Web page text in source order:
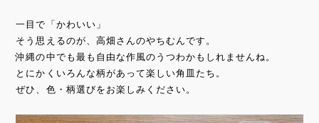
一目で「かわいい」
そう思えるのが、高畑さんのやちむんです。
沖縄の中でも最も自由な作風のうつわかもしれませんね。
とにかくいろんな柄があって楽しい角皿たち。
ぜひ、色・柄選びをお楽しみください。